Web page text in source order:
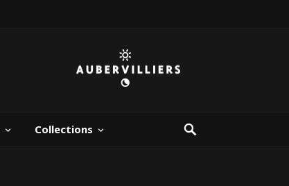
Collections